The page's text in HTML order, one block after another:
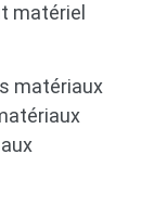
matériel
matériaux